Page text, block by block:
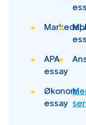
APA-
essay
Økonomi-
essay